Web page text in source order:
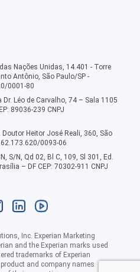
Nações Unidas, 14.401 - Torre
Antônio, São Paulo/SP -
0001-80
Léo de Carvalho, 74 – Sala 1105
89036-239 CNPJ
Heitor José Reali, 360, São
62.173.620/0093-06
S/N, Qd 02, Bl C, 109, Sl 301, Ed.
– DF CEP: 70302-911 CNPJ
Inc. Experian Marketing
and the Experian marks used
trademarks of Experian
and company names